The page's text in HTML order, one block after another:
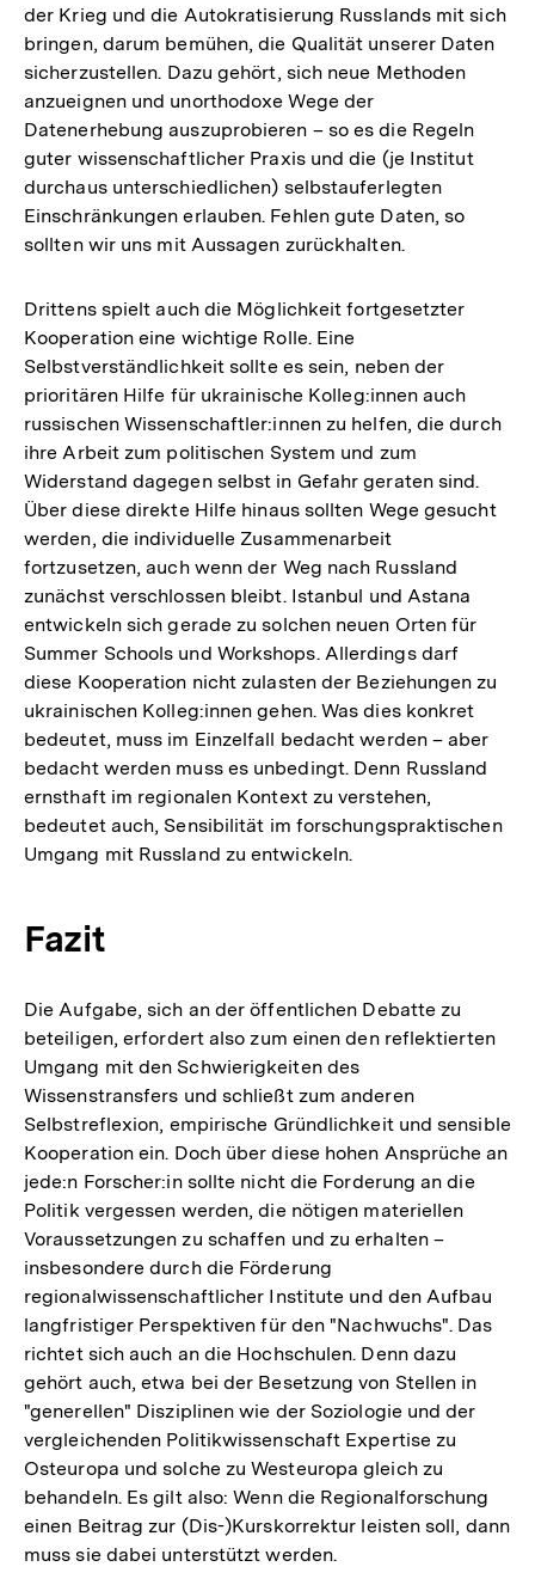
der Krieg und die Autokratisierung Russlands mit sich
bringen, darum bemühen, die Qualität unserer Daten
sicherzustellen. Dazu gehört, sich neue Methoden
anzueignen und unorthodoxe Wege der
Datenerhebung auszuprobieren – so es die Regeln
guter wissenschaftlicher Praxis und die (je Institut
durchaus unterschiedlichen) selbstauferlegten
Einschränkungen erlauben. Fehlen gute Daten, so
sollten wir uns mit Aussagen zurückhalten.
Drittens spielt auch die Möglichkeit fortgesetzter
Kooperation eine wichtige Rolle. Eine
Selbstverständlichkeit sollte es sein, neben der
prioritären Hilfe für ukrainische Kolleg:innen auch
russischen Wissenschaftler:innen zu helfen, die durch
ihre Arbeit zum politischen System und zum
Widerstand dagegen selbst in Gefahr geraten sind.
Über diese direkte Hilfe hinaus sollten Wege gesucht
werden, die individuelle Zusammenarbeit
fortzusetzen, auch wenn der Weg nach Russland
zunächst verschlossen bleibt. Istanbul und Astana
entwickeln sich gerade zu solchen neuen Orten für
Summer Schools und Workshops. Allerdings darf
diese Kooperation nicht zulasten der Beziehungen zu
ukrainischen Kolleg:innen gehen. Was dies konkret
bedeutet, muss im Einzelfall bedacht werden – aber
bedacht werden muss es unbedingt. Denn Russland
ernsthaft im regionalen Kontext zu verstehen,
bedeutet auch, Sensibilität im forschungspraktischen
Umgang mit Russland zu entwickeln.
Fazit
Die Aufgabe, sich an der öffentlichen Debatte zu
beteiligen, erfordert also zum einen den reflektierten
Umgang mit den Schwierigkeiten des
Wissenstransfers und schließt zum anderen
Selbstreflexion, empirische Gründlichkeit und sensible
Kooperation ein. Doch über diese hohen Ansprüche an
jede:n Forscher:in sollte nicht die Forderung an die
Politik vergessen werden, die nötigen materiellen
Voraussetzungen zu schaffen und zu erhalten –
insbesondere durch die Förderung
regionalwissenschaftlicher Institute und den Aufbau
langfristiger Perspektiven für den "Nachwuchs". Das
richtet sich auch an die Hochschulen. Denn dazu
gehört auch, etwa bei der Besetzung von Stellen in
"generellen" Disziplinen wie der Soziologie und der
vergleichenden Politikwissenschaft Expertise zu
Osteuropa und solche zu Westeuropa gleich zu
behandeln. Es gilt also: Wenn die Regionalforschung
einen Beitrag zur (Dis-)Kurskorrektur leisten soll, dann
muss sie dabei unterstützt werden.